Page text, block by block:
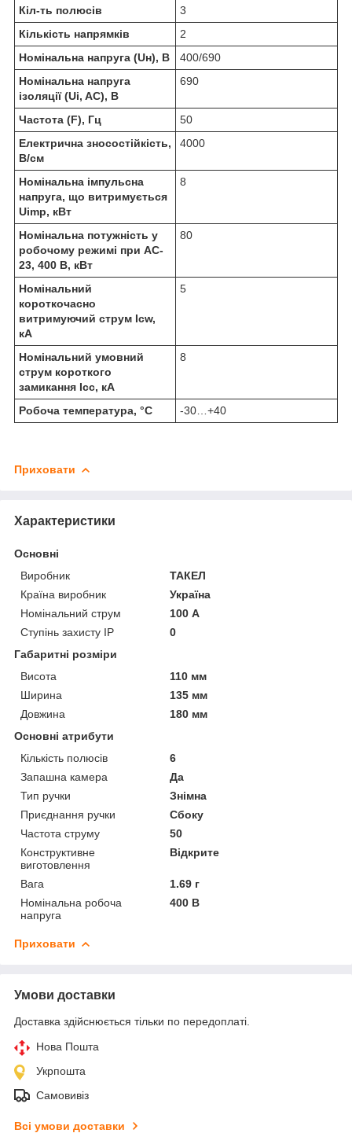
Кіл-ть полюсів
3
Кількість напрямків
2
Номінальна напруга (Uн), В
400/690
Номінальна напруга
ізоляції (Ui, AC), В
690
Частота (F), Гц
50
Електрична зносостійкість,
В/см
4000
Номінальна імпульсна
напруга, що витримується
Uimp, кВт
8
Номінальна потужність у
робочому режимі при AC-
23, 400 В, кВт
80
Номінальний
короткочасно
витримуючий струм Icw,
кА
5
Номінальний умовний
струм короткого
замикання Icc, кА
8
Робоча температура, °C -30…+40
Приховати
Характеристики
Основні
Виробник
ТАКЕЛ
Країна виробник
Україна
Номінальний струм
100 А
Ступінь захисту IP
0
Габаритні розміри
Висота
110 мм
Ширина
135 мм
Довжина
180 мм
Основні атрибути
Кількість полюсів
6
Запашна камера
Да
Тип ручки
Знімна
Приєднання ручки
Сбоку
Частота струму
50
Конструктивне
виготовлення
Відкрите
Вага
1.69 г
Номінальна робоча
напруга
400 В
Приховати
Умови доставки
Доставка здійснюється тільки по передоплаті.
Нова Пошта
Укрпошта
Самовивіз
Всі умови доставки